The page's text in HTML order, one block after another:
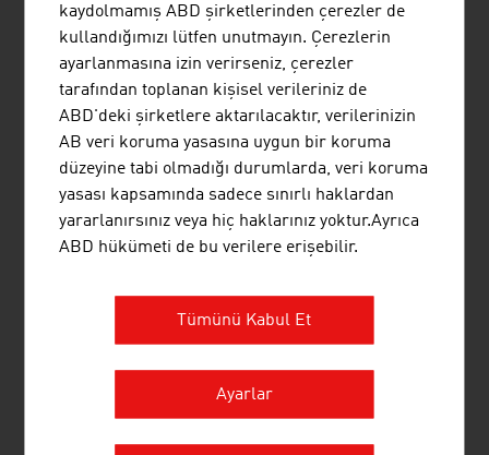
WASSERTECHNIK HOLDING GMBH
BIOGEST®, merkezi Avusturya'da ve şubeleri
Fransa, İtalya, Romanya, Sırbistan, Çek
Cumhuriyeti, Büyük Britanya ve ABD'de bulunan
uluslararası bir biyometan ve biyogaz tesisi
üreticisidir.
BIOVERSAL INTERNATIONAL
GESELLSCHAFT M.B.H.
BIOVERSAL International Ltd., "BIOVERSAL®
kaydolmamış ABD şirketlerinden çerezler de
kullandığımızı lütfen unutmayın. Çerezlerin
ayarlanmasına izin verirseniz, çerezler
tarafından toplanan kişisel verileriniz de
ABD'deki şirketlere aktarılacaktır, verilerinizin
AB veri koruma yasasına uygun bir koruma
düzeyine tabi olmadığı durumlarda, veri koruma
yasası kapsamında sadece sınırlı haklardan
yararlanırsınız veya hiç haklarınız yoktur.Ayrıca
ABD hükümeti de bu verilere erişebilir.
Tümünü Kabul Et
Ayarlar